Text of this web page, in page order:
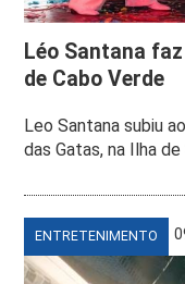
Léo Santana
de Cabo Verde
Leo Santana subiu
das Gatas, na Ilha
ENTRETENIMENTO